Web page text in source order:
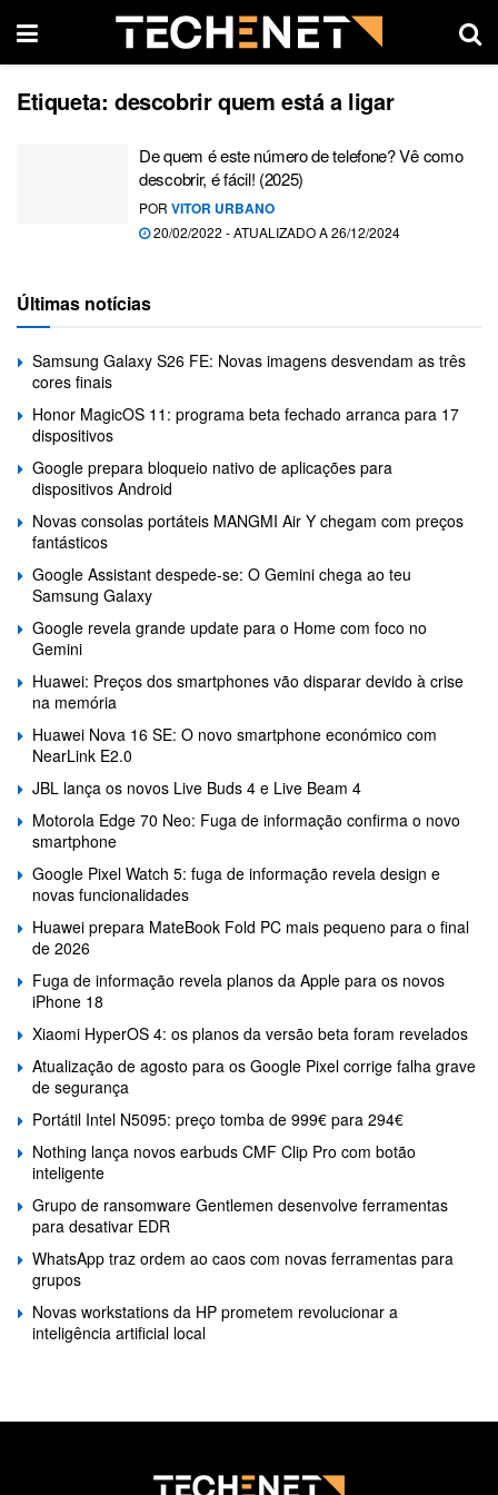
Etiqueta: descobrir quem está a ligar
De quem é este número de telefone? Vê como
descobrir, é fácil! (2025)
POR VITOR URBANO
20/02/2022 - ATUALIZADO A 26/12/2024
Últimas notícias
Samsung Galaxy S26 FE: Novas imagens desvendam as três
cores finais
Honor MagicOS 11: programa beta fechado arranca para 17
dispositivos
Google prepara bloqueio nativo de aplicações para
dispositivos Android
Novas consolas portáteis MANGMI Air Y chegam com preços
fantásticos
Google Assistant despede-se: O Gemini chega ao teu
Samsung Galaxy
Google revela grande update para o Home com foco no
Gemini
Huawei: Preços dos smartphones vão disparar devido à crise
na memória
Huawei Nova 16 SE: O novo smartphone económico com
NearLink E2.0
JBL lança os novos Live Buds 4 e Live Beam 4
Motorola Edge 70 Neo: Fuga de informação confirma o novo
smartphone
Google Pixel Watch 5: fuga de informação revela design e
novas funcionalidades
Huawei prepara MateBook Fold PC mais pequeno para o final
de 2026
Fuga de informação revela planos da Apple para os novos
iPhone 18
Xiaomi HyperOS 4: os planos da versão beta foram revelados
Atualização de agosto para os Google Pixel corrige falha grave
de segurança
Portátil Intel N5095: preço tomba de 999€ para 294€
Nothing lança novos earbuds CMF Clip Pro com botão
inteligente
Grupo de ransomware Gentlemen desenvolve ferramentas
para desativar EDR
WhatsApp traz ordem ao caos com novas ferramentas para
grupos
Novas workstations da HP prometem revolucionar a
inteligência artificial local